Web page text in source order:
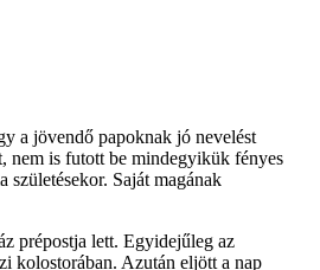
a jövendő papoknak jó nevelést
nem is futott be mindegyikük fényes
Saját magának
prépostja lett. Egyidejűleg az
kolostorában. Azután eljött a nap